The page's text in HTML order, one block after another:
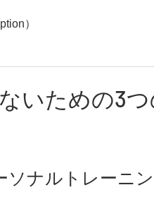
）
いための3つ
ソナルトレーニ